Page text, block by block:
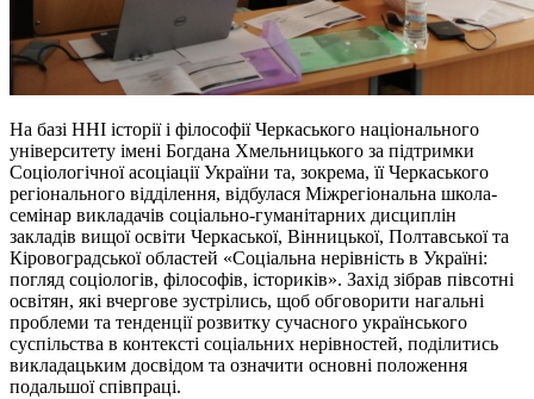
На базі ННІ історії і філософії Черкаського національного
університету імені Богдана Хмельницького за підтримки
Соціологічної асоціації України та, зокрема, її Черкаського
регіонального відділення, відбулася Міжрегіональна школа-
семінар викладачів соціально-гуманітарних дисциплін
закладів вищої освіти Черкаської, Вінницької, Полтавської та
Кіровоградської областей «Соціальна нерівність в Україні:
погляд соціологів, філософів, істориків». Захід зібрав півсотні
освітян, які вчергове зустрілись, щоб обговорити нагальні
проблеми та тенденції розвитку сучасного українського
суспільства в контексті соціальних нерівностей, поділитись
викладацьким досвідом та означити основні положення
подальшої співпраці.